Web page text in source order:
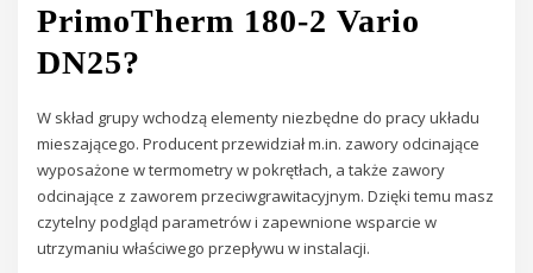
PrimoTherm 180-2 Vario
DN25?
W skład grupy wchodzą elementy niezbędne do pracy układu
mieszającego. Producent przewidział m.in. zawory odcinające
wyposażone w termometry w pokrętłach, a także zawory
odcinające z zaworem przeciwgrawitacyjnym. Dzięki temu masz
czytelny podgląd parametrów i zapewnione wsparcie w
utrzymaniu właściwego przepływu w instalacji.